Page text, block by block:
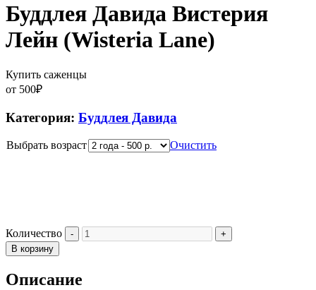
Буддлея Давида Вистерия
Лейн (Wisteria Lane)
Купить саженцы
от 500₽
Категория: Буддлея Давида
Выбрать возраст Очистить
Количество
В корзину
Описание